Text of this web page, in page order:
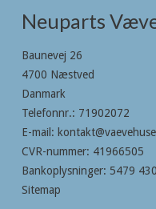
Neuparts
Baunevej 26
4700 Næstved
Danmark
Telefonnr.: 71902072
E-mail :
CVR-nummer: 41966505
Bankoplysninger: 5479
Sitemap